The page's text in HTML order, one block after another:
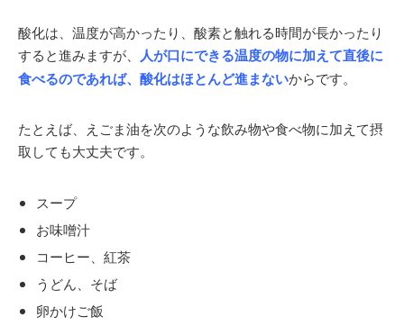
酸化は、温度が高かったり、酸素と触れる時間が長かったり
すると進みますが、 人が口にできる温度の物に加えて直後に
食べるのであれば、酸化はほとんど進まないからです。
たとえば、えごま油を次のような飲み物や食べ物に加えて摂
取しても大丈夫です。
スープ
お味噌汁
コーヒー、紅茶
うどん、そば
卵かけご飯